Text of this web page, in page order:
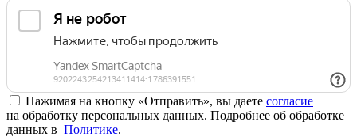
Нажимая на кнопку «Отправить», вы даете согласие
на обработку персональных данных. Подробнее об обработке
данных в Политике.